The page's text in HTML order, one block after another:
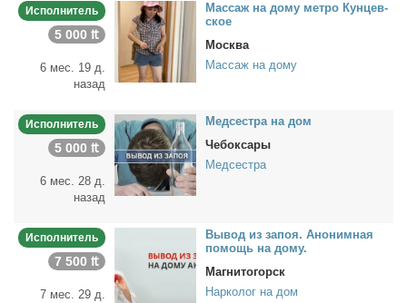
Исполнитель
5 000 ₶
6 мес. 19 д.
назад
Мас­саж на до­му мет­ро Кун­цев­
ское
Москва
Массаж на дому
Исполнитель
5 000 ₶
6 мес. 28 д.
назад
Мед­сест­ра на дом
Чебоксары
Медсестра
Исполнитель
7 500 ₶
7 мес. 29 д.
Вы­вод из за­поя. Ано­ним­ная
по­мощь на до­му.
Магнитогорск
Нарколог на дом